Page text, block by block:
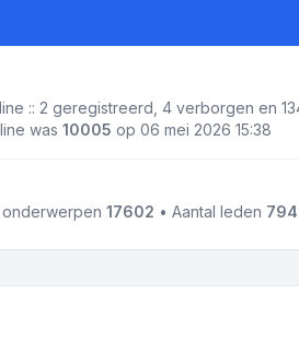
:: 2 geregistreerd, 4 verborgen en
was 10005 op 06 mei 2026 15:38
onderwerpen 17602 • Aantal leden